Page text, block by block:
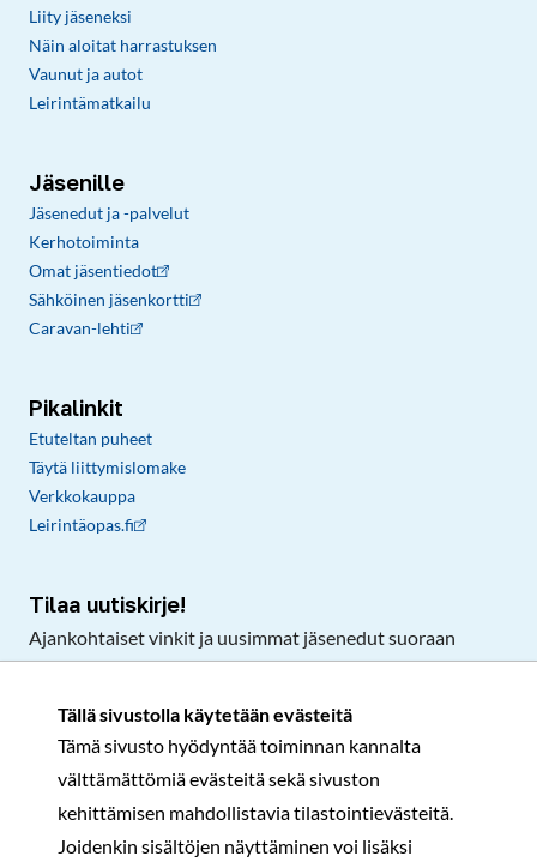
Tällä sivustolla käytetään evästeitä
Tämä sivusto hyödyntää toiminnan kannalta
välttämättömiä evästeitä sekä sivuston
kehittämisen mahdollistavia tilastointievästeitä.
Joidenkin sisältöjen näyttäminen voi lisäksi
Liity jäseneksi
Näin aloitat harrastuksen
Vaunut ja autot
Leirintämatkailu
Jäsenille
Jäsenedut ja -palvelut
Kerhotoiminta
Omat jäsentiedot
Sähköinen jäsenkortti
Caravan-lehti
Pikalinkit
Etuteltan puheet
Täytä liittymislomake
Verkkokauppa
Leirintäopas.fi
Tilaa uutiskirje!
Ajankohtaiset vinkit ja uusimmat jäsenedut suoraan